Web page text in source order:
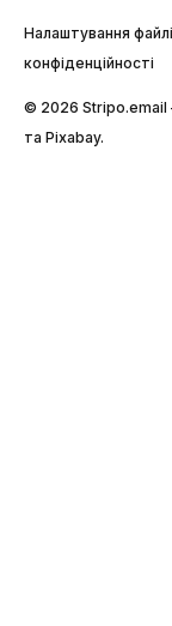
Налаштування
конфіденційності
© 2026 Stripо.email
та Pixabay.